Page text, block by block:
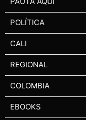
POLÍTICA
CALI
REGIONAL
COLOMBIA
EBOOKS